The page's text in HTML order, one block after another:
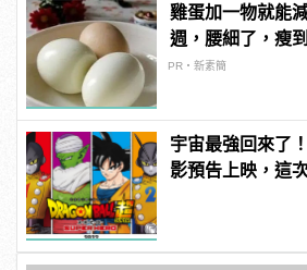
雞蛋加一物就能
週，腰細了，瘦
PR・新素簡
宇宙最強回來了
影預告上映，這